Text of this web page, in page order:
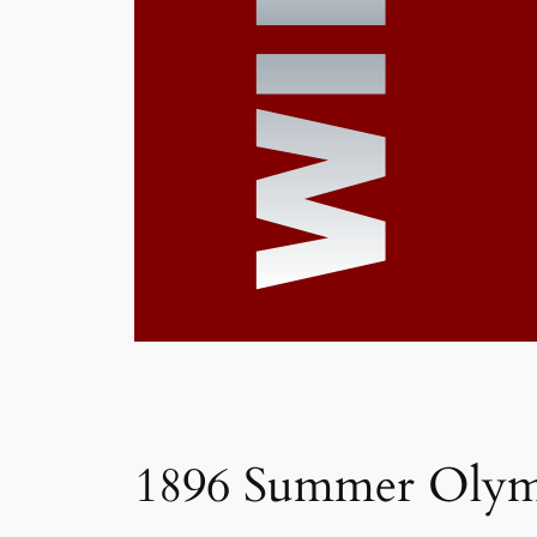
1896 Summer